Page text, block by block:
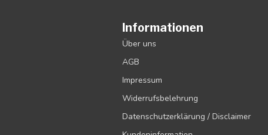
Informationen
Über uns
AGB
Impressum
Widerrufsbelehrung
Datenschutzerklärung / Disclaimer